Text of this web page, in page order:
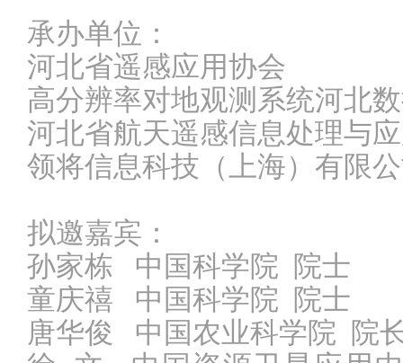
承办单位：
河北省遥感应用协会
高分辨率对地观测系统河北
河北省航天遥感信息处理与
领将信息科技（上海）有限
拟邀嘉宾：
孙家栋 中国科学院 院士
童庆禧
中国科学院
院士
唐华俊
中国农业科学院
院